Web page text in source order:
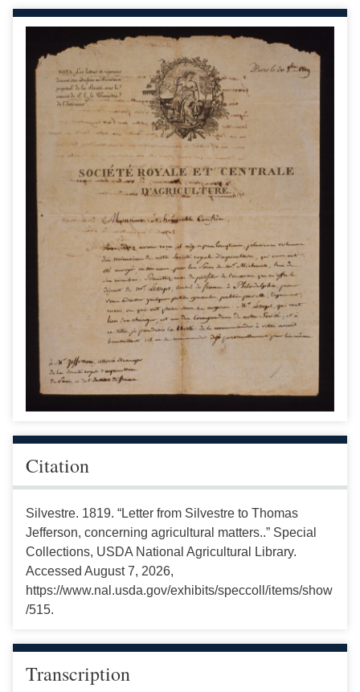
Citation
Silvestre. 1819. “Letter from Silvestre to Thomas
Jefferson, concerning agricultural matters..” Special
Collections, USDA National Agricultural Library.
Accessed August 7, 2026,
https://www.nal.usda.gov/exhibits/speccoll/items/show
/515.
Transcription